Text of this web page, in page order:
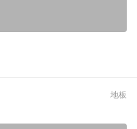
地板